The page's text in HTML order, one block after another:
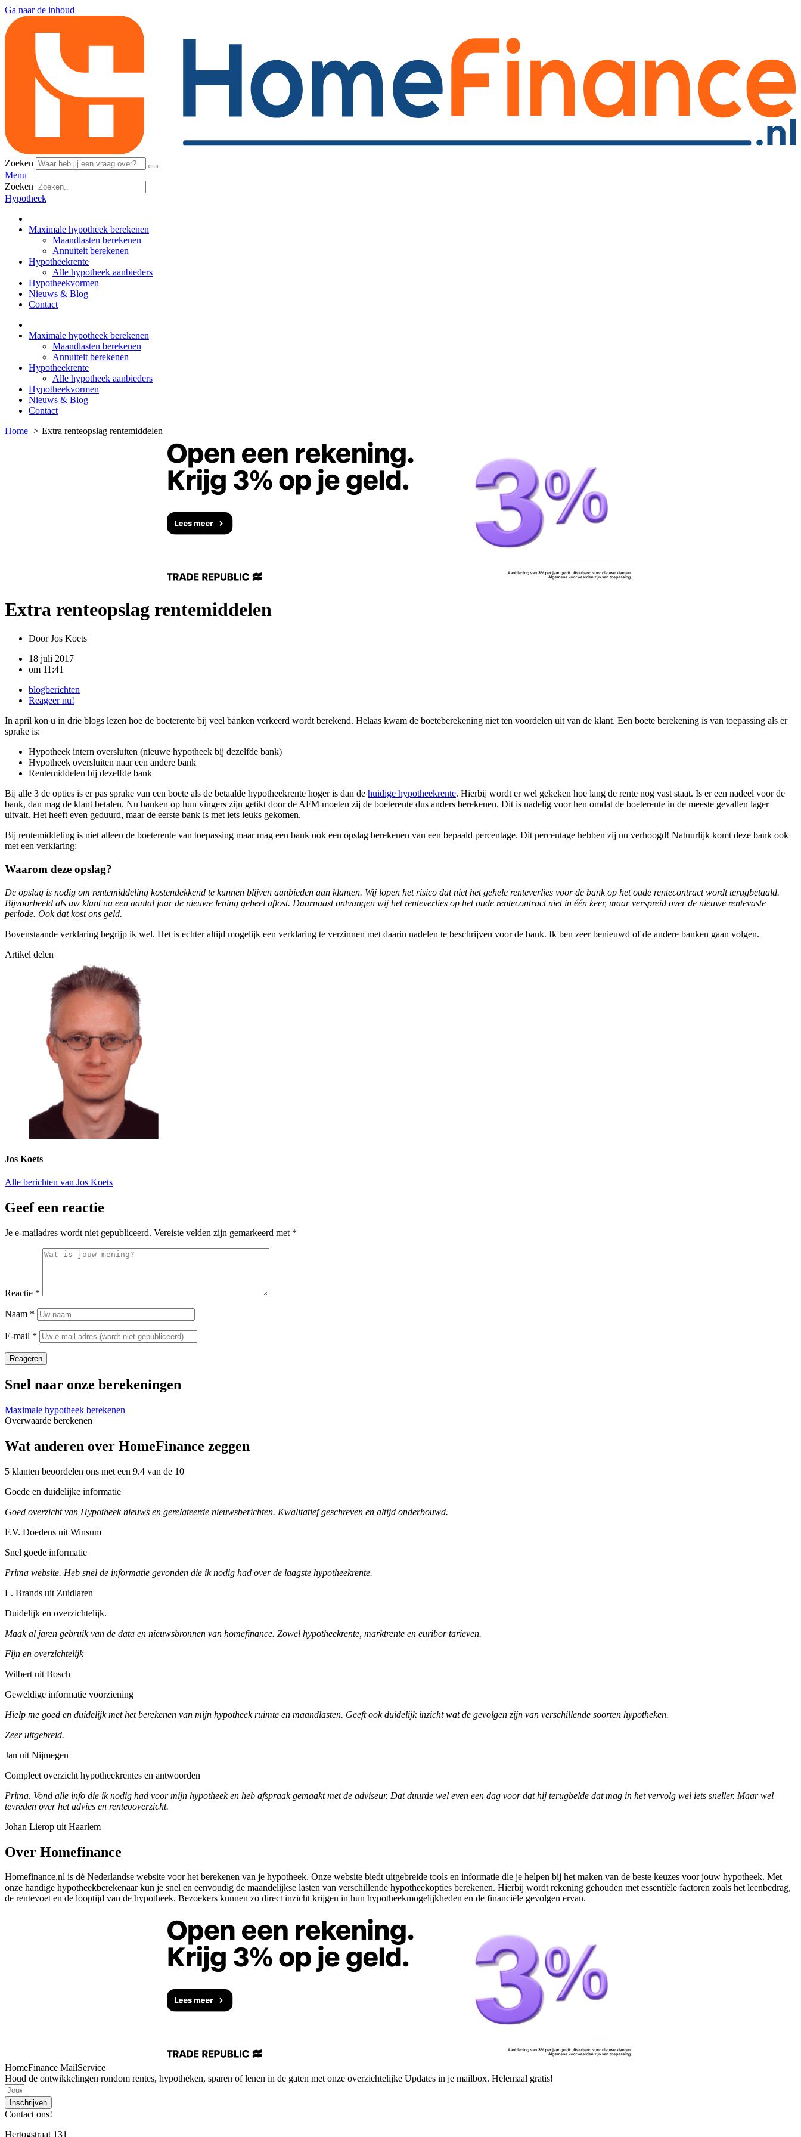
Ga naar de inhoud
Zoeken
Menu
Zoeken
Hypotheek
Maximale hypotheek berekenen
Maandlasten berekenen
Annuïteit berekenen
Hypotheekrente
Alle hypotheek aanbieders
Hypotheekvormen
Nieuws & Blog
Contact
Maximale hypotheek berekenen
Maandlasten berekenen
Annuïteit berekenen
Hypotheekrente
Alle hypotheek aanbieders
Hypotheekvormen
Nieuws & Blog
Contact
Home
Extra renteopslag rentemiddelen
Extra renteopslag rentemiddelen
DoorJos Koets
18 juli 2017
om 11:41
blogberichten
Reageer nu!
In april kon u in drie blogs lezen hoe de boeterente bij veel banken verkeerd wordt berekend. Helaas kwam de boeteberekening niet ten voordelen uit van de klant. Een boete berekening is van toepassing als er
sprake is:
Hypotheek intern oversluiten (nieuwe hypotheek bij dezelfde bank)
Hypotheek oversluiten naar een andere bank
Rentemiddelen bij dezelfde bank
Bij alle 3 de opties is er pas sprake van een boete als de betaalde hypotheekrente hoger is dan de huidige hypotheekrente. Hierbij wordt er wel gekeken hoe lang de rente nog vast staat. Is er een nadeel voor de
bank, dan mag de klant betalen. Nu banken op hun vingers zijn getikt door de AFM moeten zij de boeterente dus anders berekenen. Dit is nadelig voor hen omdat de boeterente in de meeste gevallen lager
uitvalt. Het heeft even geduurd, maar de eerste bank is met iets leuks gekomen.
Bij rentemiddeling is niet alleen de boeterente van toepassing maar mag een bank ook een opslag berekenen van een bepaald percentage. Dit percentage hebben zij nu verhoogd! Natuurlijk komt deze bank ook
met een verklaring:
Waarom deze opslag?
De opslag is nodig om rentemiddeling kostendekkend te kunnen blijven aanbieden aan klanten. Wij lopen het risico dat niet het gehele renteverlies voor de bank op het oude rentecontract wordt terugbetaald.
Bijvoorbeeld als uw klant na een aantal jaar de nieuwe lening geheel aflost. Daarnaast ontvangen wij het renteverlies op het oude rentecontract niet in één keer, maar verspreid over de nieuwe rentevaste
periode. Ook dat kost ons geld.
Bovenstaande verklaring begrijp ik wel. Het is echter altijd mogelijk een verklaring te verzinnen met daarin nadelen te beschrijven voor de bank. Ik ben zeer benieuwd of de andere banken gaan volgen.
Artikel delen
Jos Koets
Alle berichten van Jos Koets
Geef een reactie
Je e-mailadres wordt niet gepubliceerd. Vereiste velden zijn gemarkeerd met *
Reactie *
Naam *
E-mail *
Reageren
Snel naar onze berekeningen
Maximale hypotheek berekenen
Overwaarde berekenen
Wat anderen over HomeFinance zeggen
5 klanten beoordelen ons met een 9.4 van de 10
Goede en duidelijke informatie
Goed overzicht van Hypotheek nieuws en gerelateerde nieuwsberichten. Kwalitatief geschreven en altijd onderbouwd.
F.V. Doedens uit Winsum
Snel goede informatie
Prima website. Heb snel de informatie gevonden die ik nodig had over de laagste hypotheekrente.
L. Brands uit Zuidlaren
Duidelijk en overzichtelijk.
Maak al jaren gebruik van de data en nieuwsbronnen van homefinance. Zowel hypotheekrente, marktrente en euribor tarieven.
Fijn en overzichtelijk
Wilbert uit Bosch
Geweldige informatie voorziening
Hielp me goed en duidelijk met het berekenen van mijn hypotheek ruimte en maandlasten. Geeft ook duidelijk inzicht wat de gevolgen zijn van verschillende soorten hypotheken.
Zeer uitgebreid.
Jan uit Nijmegen
Compleet overzicht hypotheekrentes en antwoorden
Prima. Vond alle info die ik nodig had voor mijn hypotheek en heb afspraak gemaakt met de adviseur. Dat duurde wel even een dag voor dat hij terugbelde dat mag in het vervolg wel iets sneller. Maar wel
tevreden over het advies en renteooverzicht.
Johan Lierop uit Haarlem
Over Homefinance
Homefinance.nl is dé Nederlandse website voor het berekenen van je hypotheek. Onze website biedt uitgebreide tools en informatie die je helpen bij het maken van de beste keuzes voor jouw hypotheek. Met
onze handige hypotheekberekenaar kun je snel en eenvoudig de maandelijkse lasten van verschillende hypotheekopties berekenen. Hierbij wordt rekening gehouden met essentiële factoren zoals het leenbedrag,
de rentevoet en de looptijd van de hypotheek. Bezoekers kunnen zo direct inzicht krijgen in hun hypotheekmogelijkheden en de financiële gevolgen ervan.
HomeFinance MailService
Houd de ontwikkelingen rondom rentes, hypotheken, sparen of lenen in de gaten met onze overzichtelijke Updates in je mailbox. Helemaal gratis!
Inschrijven
Contact ons!
Hertogstraat 131